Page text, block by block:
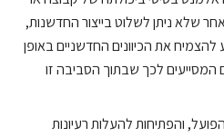
שלא ניתן לשלוט בייצור החדשנות,
את הכיוונים החדשניים באופן
המסייעים לכך שבתוך הסביבה זו
והפתיחות להעלות רעיונות